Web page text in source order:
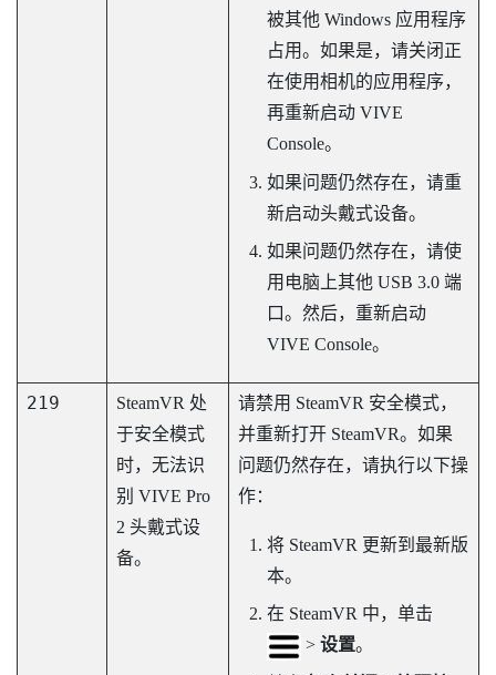
被其他 Windows应用程序
占用。如果是，请关闭正
在使用相机的应用程序，
再重新启动 VIVE
Console。
如果问题仍然存在，请重
新启动头戴式设备。
如果问题仍然存在，请使
用电脑上其他 USB 3.0 端
口。然后，重新启动
VIVE Console。
219 SteamVR 处
于安全模式
时，无法识
别 VIVE Pro
2 头戴式设
备。
请禁用 SteamVR 安全模式，
并重新打开 SteamVR。如果
问题仍然存在，请执行以下操
作：
将 SteamVR 更新到最新版
本。
在 SteamVR 中，单击
> 设置。